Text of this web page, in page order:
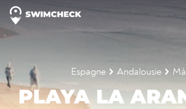
Espagne Andalousie
PLAYA LA